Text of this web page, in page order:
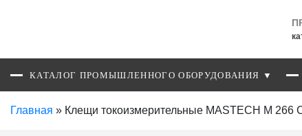
КАТАЛОГ ПРОМЫШЛЕННОГО ОБОРУДОВАНИЯ ▼
Главная » Клещи токоизмерительные MASTECH M 266